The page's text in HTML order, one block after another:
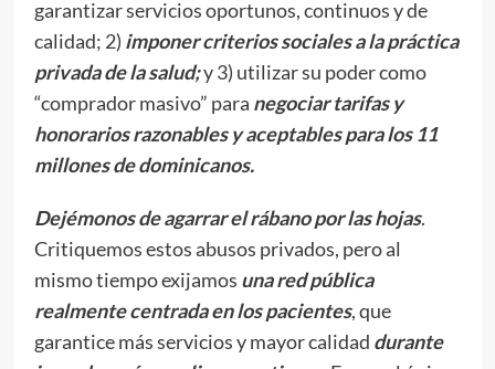
garantizar servicios oportunos, continuos y de
calidad; 2) imponer criterios sociales a la práctica
privada de la salud;y 3) utilizar su poder como
“comprador masivo” para negociar tarifas y
honorarios razonables y aceptables para los 11
millones de dominicanos.
Dejémonos de agarrar el rábano por las hojas.
Critiquemos estos abusos privados, pero al
mismo tiempo exijamos una red pública
realmente centrada en los pacientes, que
garantice más servicios y mayor calidad durante